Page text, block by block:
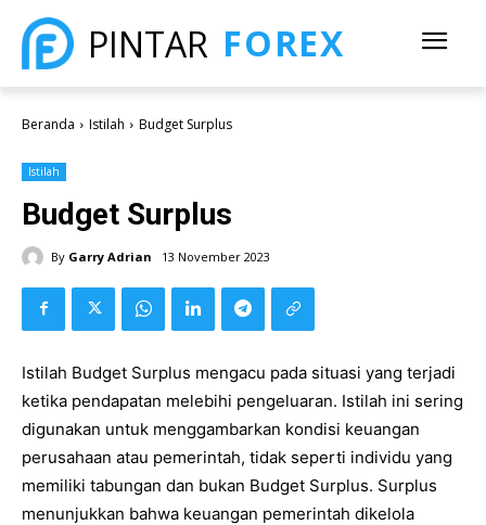
PINTAR FOREX
Beranda Istilah Budget Surplus
Istilah
Budget Surplus
By Garry Adrian 13 November 2023
Istilah Budget Surplus mengacu pada situasi yang terjadi
ketika pendapatan melebihi pengeluaran. Istilah ini sering
digunakan untuk menggambarkan kondisi keuangan
perusahaan atau pemerintah, tidak seperti individu yang
memiliki tabungan dan bukan Budget Surplus. Surplus
menunjukkan bahwa keuangan pemerintah dikelola